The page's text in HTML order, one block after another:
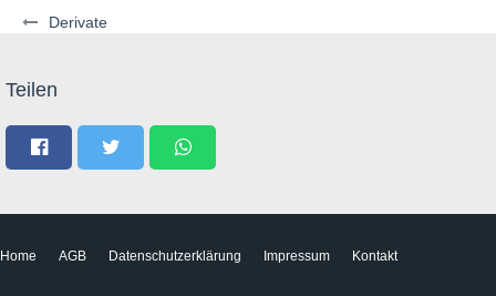
Derivate
Teilen
Home AGB Datenschutzerklärung Impressum Kontakt